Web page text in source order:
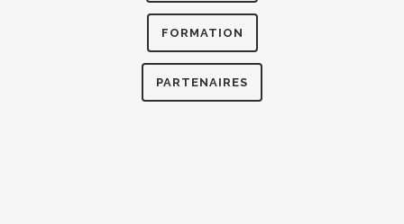
FORMATION
PARTENAIRES